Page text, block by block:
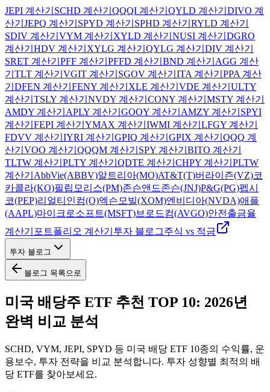
JEPI 계산기 SCHD 계산기 QQQI 계산기 QYLD 계산기 DIVO 계
산기 JEPQ 계산기 SPYD 계산기 SPHD 계산기 RYLD 계산기
SDIV 계산기 VYM 계산기 XYLD 계산기 NUSI 계산기 DGRO
계산기 HDV 계산기 XYLG 계산기 QYLG 계산기 DIV 계산기
SRET 계산기 PFF 계산기 PFFD 계산기 BND 계산기 AGG 계산
기 TLT 계산기 VGIT 계산기 SGOV 계산기 ITA 계산기 PPA 계산
기 DFEN 계산기 FENY 계산기 XLE 계산기 VDE 계산기 ULTY
계산기 TSLY 계산기 NVDY 계산기 CONY 계산기 MSTY 계산기
AMDY 계산기 APLY 계산기 GOOY 계산기 AMZY 계산기 SPYI
계산기 FEPI 계산기 YMAX 계산기 IWMI 계산기 LFGY 계산기
FDVV 계산기 IYRI 계산기 GPIQ 계산기 GPIX 계산기 QQQ 계
산기 VOO 계산기 QQQM 계산기 SPY 계산기 BITO 계산기
TLTW 계산기 PLTY 계산기 QDTE 계산기 CHPY 계산기 PLTW
계산기 AbbVie(ABBV)알트리아(MO)AT&T(T)버라이즌(VZ)코
카콜라(KO)필립모리스(PM)존슨앤드존슨(JNJ)P&G(PG)펩시
코(PEP)리얼티인컴(O)엑슨모빌(XOM)엔비디아(NVDA)애플
(AAPL)마이크로소프트(MSFT)브로드컴(AVGO)안전출금율
계산기 포트폴리오 계산기 투자 블로그주식 vs 적금
투자 블로그
블로그 목록으로
미국 배당주 ETF 추천 TOP 10: 2026년
완벽 비교 분석
SCHD, VYM, JEPI, SPYD 등 미국 배당 ETF 10종의 수익률, 운
용보수, 투자 전략을 비교 분석합니다. 투자 성향별 최적의 배
당 ETF를 찾아보세요.